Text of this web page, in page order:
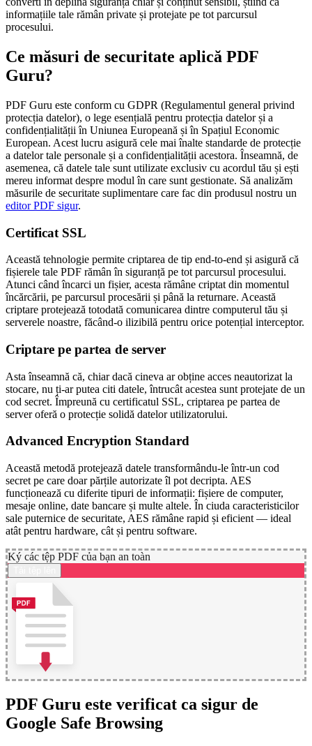
informațiile tale rămân private și protejate pe tot parcursul
procesului.
Ce măsuri de securitate aplică PDF
Guru?
PDF Guru este conform cu GDPR (Regulamentul general privind
protecția datelor), o lege esențială pentru protecția datelor și a
confidențialității în Uniunea Europeană și în Spațiul Economic
European. Acest lucru asigură cele mai înalte standarde de protecție
a datelor tale personale și a confidențialității acestora. Înseamnă, de
asemenea, că datele tale sunt utilizate exclusiv cu acordul tău și ești
mereu informat despre modul în care sunt gestionate. Să analizăm
măsurile de securitate suplimentare care fac din produsul nostru un
editor PDF sigur.
Certificat SSL
Această tehnologie permite criptarea de tip end-to-end și asigură că
fișierele tale PDF rămân în siguranță pe tot parcursul procesului.
Atunci când încarci un fișier, acesta rămâne criptat din momentul
încărcării, pe parcursul procesării și până la returnare. Această
criptare protejează totodată comunicarea dintre computerul tău și
serverele noastre, făcând-o ilizibilă pentru orice potențial interceptor.
Criptare pe partea de server
Asta înseamnă că, chiar dacă cineva ar obține acces neautorizat la
stocare, nu ți-ar putea citi datele, întrucât acestea sunt protejate de un
cod secret. Împreună cu certificatul SSL, criptarea pe partea de
server oferă o protecție solidă datelor utilizatorului.
Advanced Encryption Standard
Această metodă protejează datele transformându-le într-un cod
secret pe care doar părțile autorizate îl pot decripta. AES
funcționează cu diferite tipuri de informații: fișiere de computer,
mesaje online, date bancare și multe altele. În ciuda caracteristicilor
sale puternice de securitate, AES rămâne rapid și eficient — ideal
atât pentru hardware, cât și pentru software.
Ký các tệp PDF của bạn an toàn
PDF Guru este verificat ca sigur de
Google Safe Browsing